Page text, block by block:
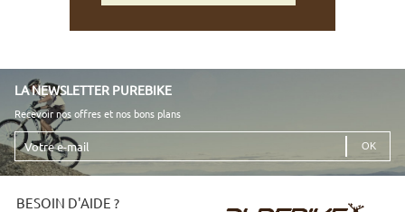
LA NEWSLETTER PUREBIKE
Recevoir nos offres et nos bons plans
Votre
e-
mail
BESOIN D'AIDE ?